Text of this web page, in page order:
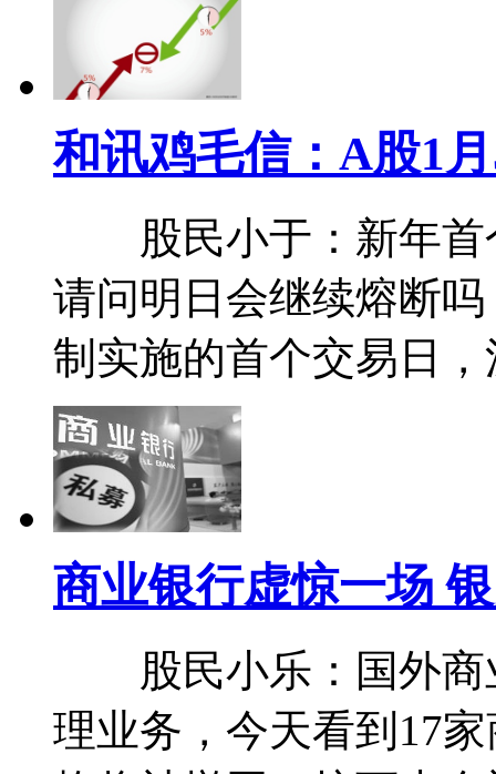
和讯鸡毛信：A股1
股民小于：新年首
请问明日会继续熔断
制实施的首个交易日
商业银行虚惊一场
股民小乐：国外商
理业务，今天看到17